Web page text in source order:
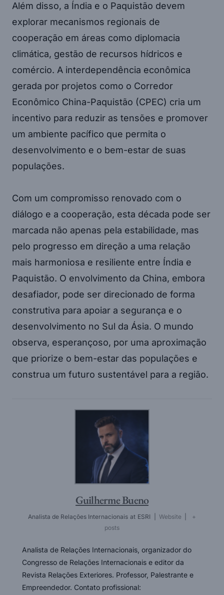
Além disso, a Índia e o Paquistão devem
explorar mecanismos regionais de
cooperação em áreas como diplomacia
climática, gestão de recursos hídricos e
comércio. A interdependência econômica
gerada por projetos como o Corredor
Econômico China-Paquistão (CPEC) cria um
incentivo para reduzir as tensões e promover
um ambiente pacífico que permita o
desenvolvimento e o bem-estar de suas
populações.
Com um compromisso renovado com o
diálogo e a cooperação, esta década pode ser
marcada não apenas pela estabilidade, mas
pelo progresso em direção a uma relação
mais harmoniosa e resiliente entre Índia e
Paquistão. O envolvimento da China, embora
desafiador, pode ser direcionado de forma
construtiva para apoiar a segurança e o
desenvolvimento no Sul da Ásia. O mundo
observa, esperançoso, por uma aproximação
que priorize o bem-estar das populações e
construa um futuro sustentável para a região.
Guilherme Bueno
Analista de Relações Internacionais at ESRI Website
+
posts
Analista de Relações Internacionais, organizador do
Congresso de Relações Internacionais e editor da
Revista Relações Exteriores. Professor, Palestrante e
Empreendedor. Contato profissional: